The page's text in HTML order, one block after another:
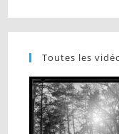
Toutes les